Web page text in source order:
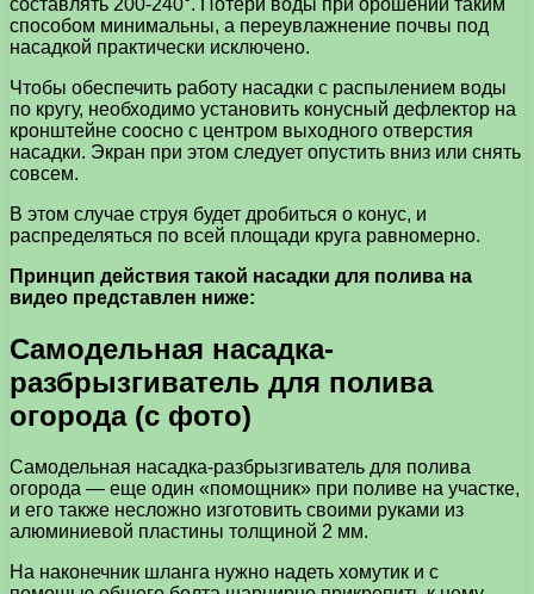
способом минимальны, а переувлажнение почвы под
насадкой практически исключено.
Чтобы обеспечить работу насадки с распылением воды
по кругу, необходимо установить конусный дефлектор на
кронштейне соосно с центром выходного отверстия
насадки. Экран при этом следует опустить вниз или снять
совсем.
В этом случае струя будет дробиться о конус, и
распределяться по всей площади круга равномерно.
Принцип действия такой насадки для полива на
видео представлен ниже:
Самодельная насадка-
разбрызгиватель для полива
огорода (с фото)
Самодельная насадка-разбрызгиватель для полива
огорода — еще один «помощник» при поливе на участке,
и его также несложно изготовить своими руками из
алюминиевой пластины толщиной 2 мм.
На наконечник шланга нужно надеть хомутик и с